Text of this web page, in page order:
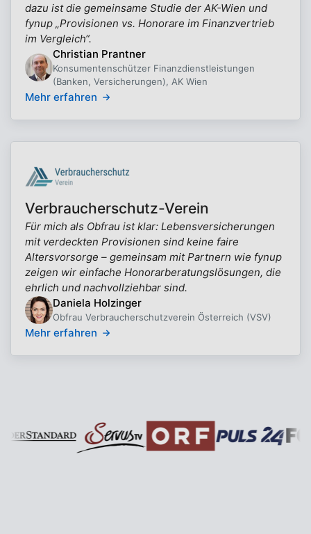
dazu ist die gemeinsame Studie der AK-Wien und
fynup „Provisionen vs. Honorare im Finanzvertrieb
im Vergleich“.
Christian Prantner
Konsumentenschützer Finanzdienstleistungen
(Banken, Versicherungen), AK Wien
Mehr erfahren
Verbraucherschutz-Verein
Für mich als Obfrau ist klar: Lebensversicherungen
mit verdeckten Provisionen sind keine faire
Altersvorsorge – gemeinsam mit Partnern wie fynup
zeigen wir einfache Honorarberatungslösungen, die
ehrlich und nachvollziehbar sind.
Daniela Holzinger
Obfrau Verbraucherschutzverein Österreich (VSV)
Mehr erfahren